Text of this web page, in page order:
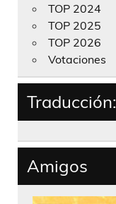
TOP 2024
TOP 2025
TOP 2026
Votaciones
Traducción:
Amigos